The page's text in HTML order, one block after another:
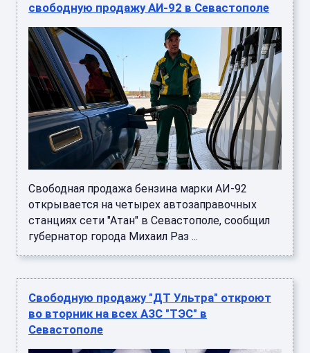
свободную продажу АИ-92 в Севастополе
Свободная продажа бензина марки АИ-92
открывается на четырех автозаправочных
станциях сети "Атан" в Севастополе, сообщил
губернатор города Михаил Раз ...
Свободную продажу "ДТ Ультра" откроют
во вторник на всех АЗС "ТЭС" в
Севастополе